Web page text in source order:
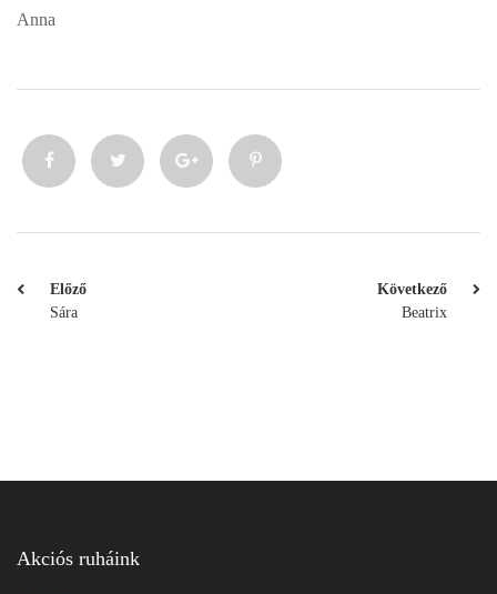
Anna
Előző
Sára
Következő
Beatrix
Akciós ruháink